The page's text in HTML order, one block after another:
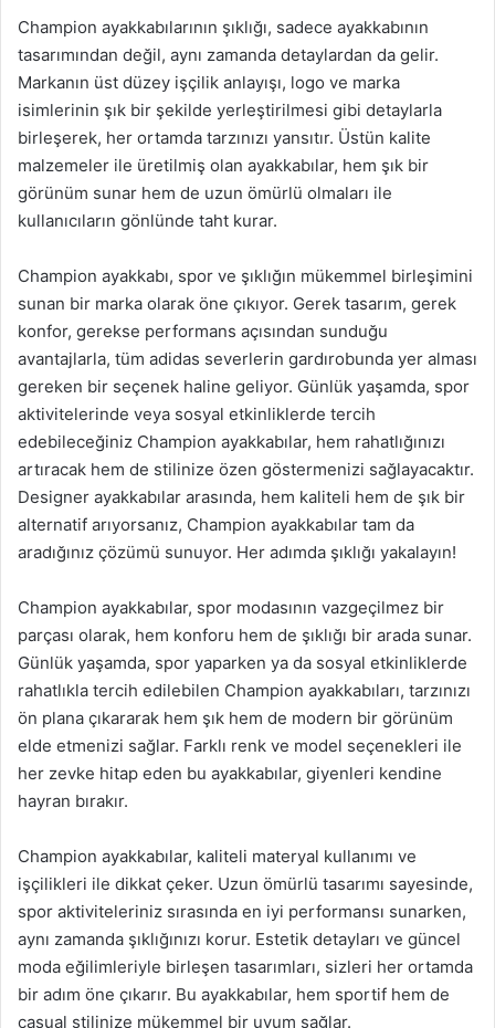
Champion ayakkabılarının şıklığı, sadece ayakkabının
tasarımından değil, aynı zamanda detaylardan da gelir.
Markanın üst düzey işçilik anlayışı, logo ve marka
isimlerinin şık bir şekilde yerleştirilmesi gibi detaylarla
birleşerek, her ortamda tarzınızı yansıtır. Üstün kalite
malzemeler ile üretilmiş olan ayakkabılar, hem şık bir
görünüm sunar hem de uzun ömürlü olmaları ile
kullanıcıların gönlünde taht kurar.
Champion ayakkabı, spor ve şıklığın mükemmel birleşimini
sunan bir marka olarak öne çıkıyor. Gerek tasarım, gerek
konfor, gerekse performans açısından sunduğu
avantajlarla, tüm adidas severlerin gardırobunda yer alması
gereken bir seçenek haline geliyor. Günlük yaşamda, spor
aktivitelerinde veya sosyal etkinliklerde tercih
edebileceğiniz Champion ayakkabılar, hem rahatlığınızı
artıracak hem de stilinize özen göstermenizi sağlayacaktır.
Designer ayakkabılar arasında, hem kaliteli hem de şık bir
alternatif arıyorsanız, Champion ayakkabılar tam da
aradığınız çözümü sunuyor. Her adımda şıklığı yakalayın!
Champion ayakkabılar, spor modasının vazgeçilmez bir
parçası olarak, hem konforu hem de şıklığı bir arada sunar.
Günlük yaşamda, spor yaparken ya da sosyal etkinliklerde
rahatlıkla tercih edilebilen Champion ayakkabıları, tarzınızı
ön plana çıkararak hem şık hem de modern bir görünüm
elde etmenizi sağlar. Farklı renk ve model seçenekleri ile
her zevke hitap eden bu ayakkabılar, giyenleri kendine
hayran bırakır.
Champion ayakkabılar, kaliteli materyal kullanımı ve
işçilikleri ile dikkat çeker. Uzun ömürlü tasarımı sayesinde,
spor aktiviteleriniz sırasında en iyi performansı sunarken,
aynı zamanda şıklığınızı korur. Estetik detayları ve güncel
moda eğilimleriyle birleşen tasarımları, sizleri her ortamda
bir adım öne çıkarır. Bu ayakkabılar, hem sportif hem de
casual stilinize mükemmel bir uyum sağlar.